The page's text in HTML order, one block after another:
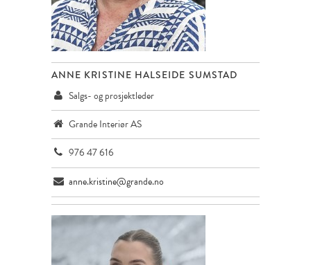
ANNE KRISTINE HALSEIDE SUMSTAD
Salgs- og prosjektleder
Grande Interiør AS
976 47 616
anne.kristine@grande.no